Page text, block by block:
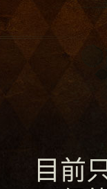
目前